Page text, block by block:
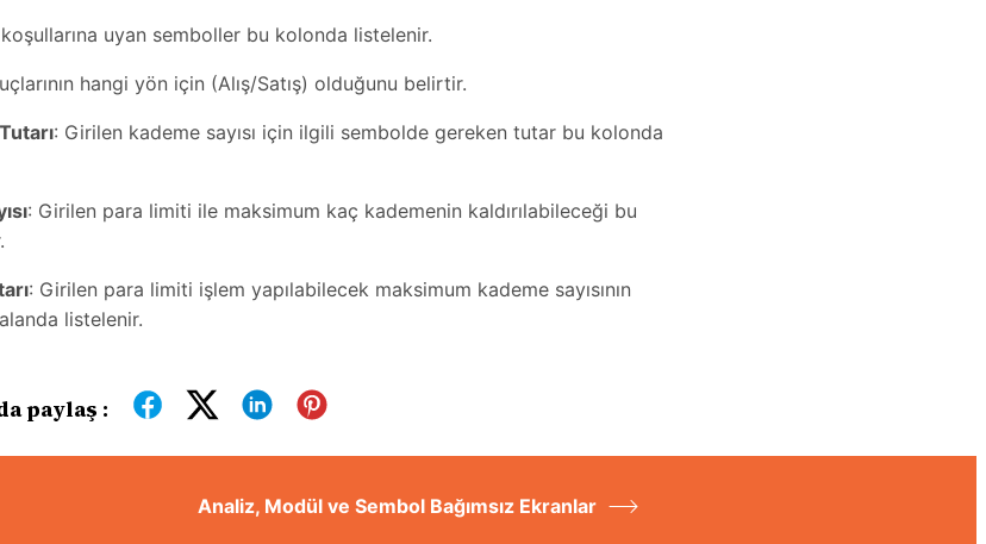
uyan semboller bu kolonda listelenir.
hangi yön için (Alış/Satış) olduğunu belirtir.
: Girilen kademe sayısı için ilgili sembolde gereken tutar bu kolonda
: Girilen para limiti ile maksimum kaç kademenin kaldırılabileceği bu
: Girilen para limiti işlem yapılabilecek maksimum kademe sayısının
listelenir.
paylaş :
Analiz, Modül ve Sembol Bağımsız Ekranlar